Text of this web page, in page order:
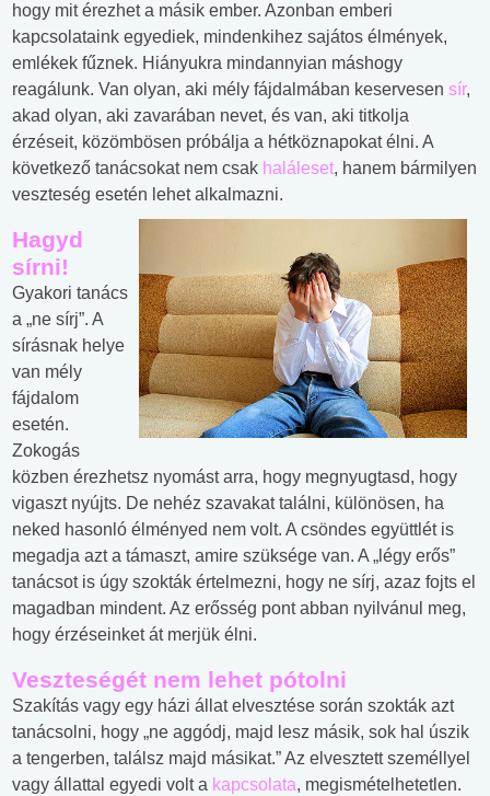
hogy mit érezhet a másik ember. Azonban emberi
kapcsolataink egyediek, mindenkihez sajátos élmények,
emlékek fűznek. Hiányukra mindannyian máshogy
reagálunk. Van olyan, aki mély fájdalmában keservesen sír,
akad olyan, aki zavarában nevet, és van, aki titkolja
érzéseit, közömbösen próbálja a hétköznapokat élni. A
következő tanácsokat nem csak haláleset, hanem bármilyen
veszteség esetén lehet alkalmazni.
Hagyd
sírni!
Gyakori tanács
a „ne sírj”. A
sírásnak helye
van mély
fájdalom
esetén.
Zokogás
közben érezhetsz nyomást arra, hogy megnyugtasd, hogy
vigaszt nyújts. De nehéz szavakat találni, különösen, ha
neked hasonló élményed nem volt. A csöndes együttlét is
megadja azt a támaszt, amire szüksége van. A „légy erős”
tanácsot is úgy szokták értelmezni, hogy ne sírj, azaz fojts el
magadban mindent. Az erősség pont abban nyilvánul meg,
hogy érzéseinket át merjük élni.
Veszteségét nem lehet pótolni
Szakítás vagy egy házi állat elvesztése során szokták azt
tanácsolni, hogy „ne aggódj, majd lesz másik, sok hal úszik
a tengerben, találsz majd másikat.” Az elvesztett személlyel
vagy állattal egyedi volt a kapcsolata, megismételhetetlen.